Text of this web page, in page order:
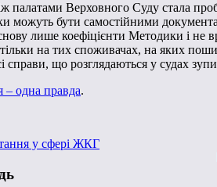
палатами Верховного Суду стала
можуть бути самостійними
лише коефіцієнти Методики і не
на тих споживачах, на яких
справи, що розглядаються у судах
– одна правда.
у сфері ЖКГ